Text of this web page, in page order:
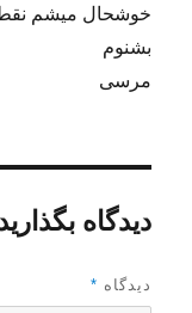
خوشحال میشم
بشنوم
مرسی
دیدگاه
دیدگاه *